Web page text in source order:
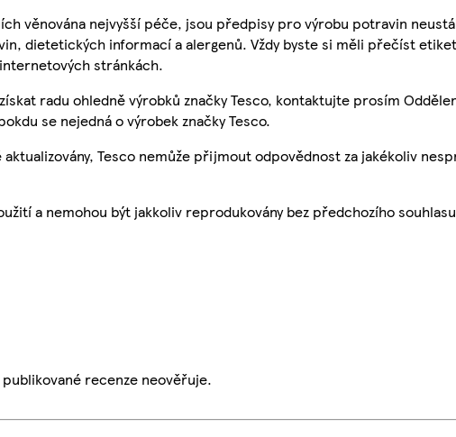
věnována nejvyšší péče, jsou předpisy pro výrobu potravin
dietetických informací a alergenů. Vždy byste si měli přečíst
stránkách.
radu ohledně výrobků značky Tesco, kontaktujte prosím
se nejedná o výrobek značky Tesco.
Tesco nemůže přijmout odpovědnost za jakékoliv
a nemohou být jakkoliv reprodukovány bez předchozího
recenze neověřuje.